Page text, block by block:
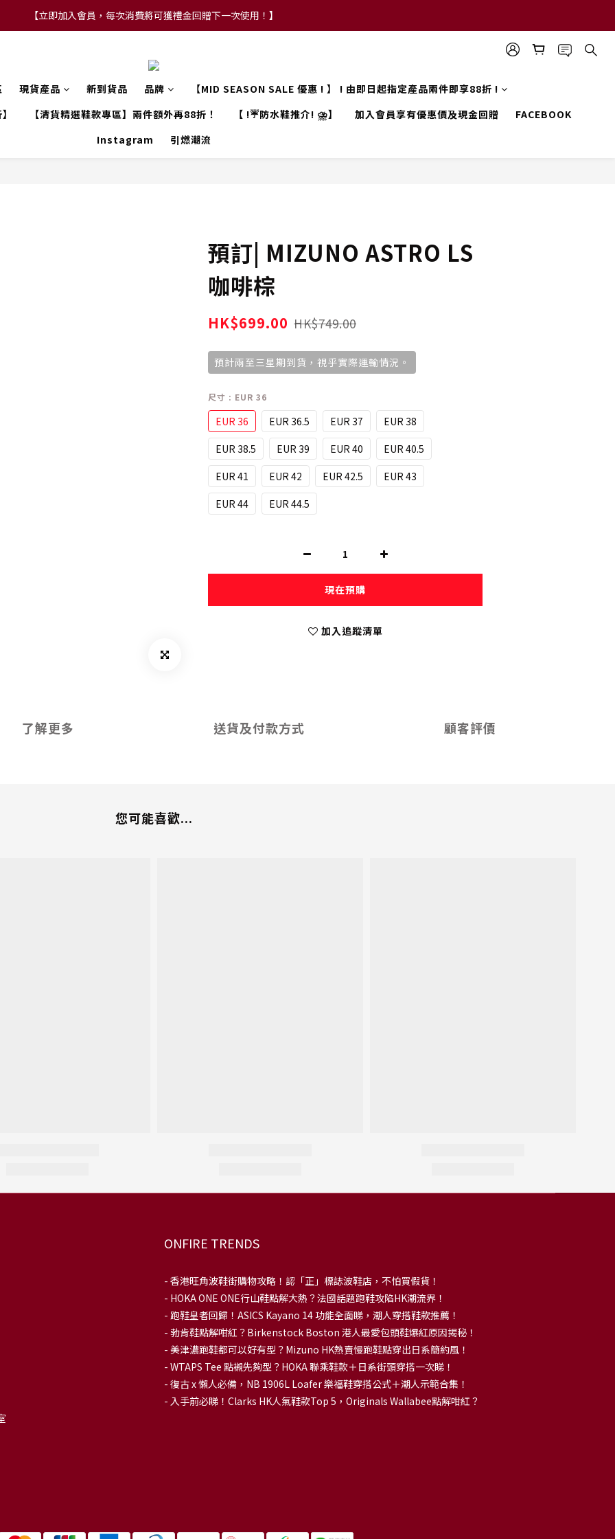
【FLASH SALE 兩件指定現貨產品即享88折】
【立即加入會員，每次消費將可獲禮金回贈下一次使用！】
現貨產品 新到貨品 品牌
【MID SEASON SALE 優惠 ! 】 ! 由即日起指定產品兩件即享88折 !
【清貨精選鞋款專區】兩件額外再88折！ 【 !☔防水鞋推介! ⛈️】 加入會員享有優惠價及現金回贈
FACEBOOK
Instagram
引燃潮流
預訂| MIZUNO ASTRO LS
咖啡棕
HK$699.00 HK$749.00
預計兩至三星期到貨，視乎實際運輸情況。
尺寸 : EUR 36
EUR 36 EUR 36.5 EUR 37
EUR 38
EUR 38.5
EUR 39 EUR 40
EUR 40.5
EUR 41
EUR 42 EUR 42.5
EUR 43
EUR 44
EUR 44.5
現在預購
加入追蹤清單
了解更多 送貨及付款方式 顧客評價
您可能喜歡...
ONFIRE TRENDS
- 香港旺角波鞋街購物攻略！認「正」標誌波鞋店，不怕買假貨！
- HOKA ONE ONE行山鞋點解大熱？法國話題跑鞋攻陷HK潮流界！
- 跑鞋皇者回歸！ASICS Kayano 14 功能全面睇，潮人穿搭鞋款推薦！
- 勃肯鞋點解咁紅？Birkenstock Boston 港人最愛包頭鞋爆紅原因揭秘！
- 美津濃跑鞋都可以好有型？Mizuno HK熱賣慢跑鞋點穿出日系簡約風！
- WTAPS Tee 點襯先夠型？HOKA 聯乘鞋款＋日系街頭穿搭一次睇！
- 復古 x 懶人必備，NB 1906L Loafer 樂福鞋穿搭公式＋潮人示範合集！
- 入手前必睇！Clarks HK人氣鞋款Top 5，Originals Wallabee點解咁紅？